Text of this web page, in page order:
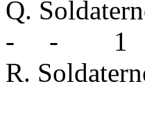
Q.
- - 1
R.